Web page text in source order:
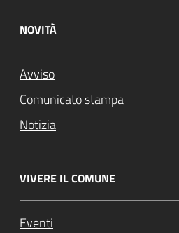
NOVITÀ
Avviso
Comunicato stampa
Notizia
VIVERE IL COMUNE
Eventi